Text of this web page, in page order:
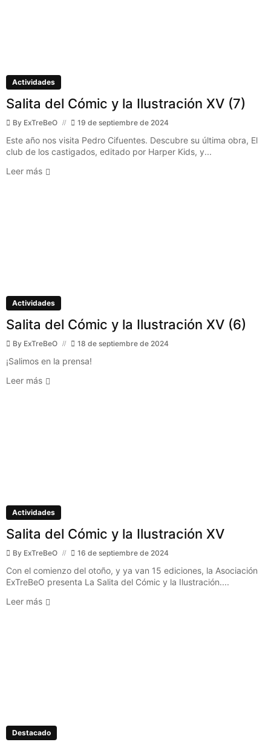
Actividades
Salita del Cómic y la Ilustración XV (7)
By ExTreBeO 19 de septiembre de 2024
Este año nos visita Pedro Cifuentes. Descubre su última obra, El
club de los castigados, editado por Harper Kids, y...
Leer más
Actividades
Salita del Cómic y la Ilustración XV (6)
By ExTreBeO 18 de septiembre de 2024
¡Salimos en la prensa!
Leer más
Actividades
Salita del Cómic y la Ilustración XV
By ExTreBeO 16 de septiembre de 2024
Con el comienzo del otoño, y ya van 15 ediciones, la Asociación
ExTreBeO presenta La Salita del Cómic y la Ilustración....
Leer más
Destacado